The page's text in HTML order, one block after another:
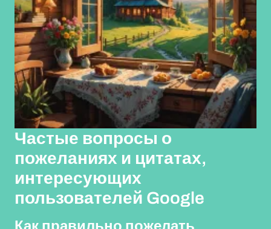
Частые вопросы о
пожеланиях и цитатах,
интересующих
пользователей Google